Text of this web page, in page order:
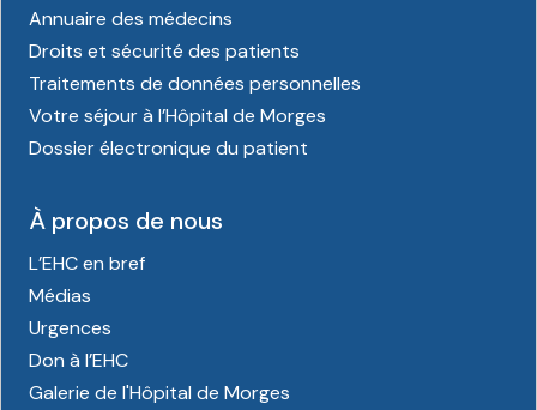
Annuaire des médecins
Droits et sécurité des patients
Traitements de données personnelles
Votre séjour à l’Hôpital de Morges
Dossier électronique du patient
À propos de nous
L’EHC en bref
Médias
Urgences
Don à l’EHC
Galerie de l'Hôpital de Morges